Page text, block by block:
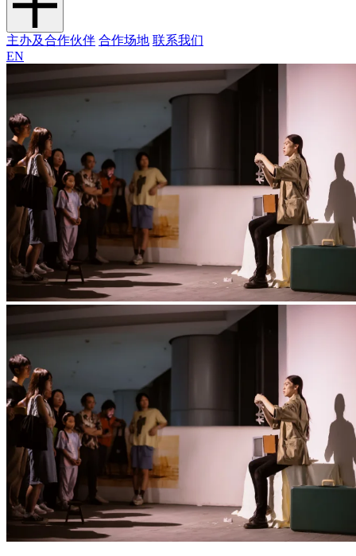
主办及合作伙伴 合作场地 联系我们
EN